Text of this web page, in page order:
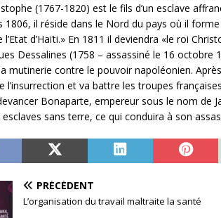
(1767-1820) est le fils d’un esclave
1806, il réside dans le Nord du pays où il
l’Etat d’Haïti.» En 1811 il deviendra «le roi
Dessalines (1758 – assassiné le 16
mutinerie contre le pouvoir napoléonien.
l’insurrection et va battre les troupes
Bonaparte, empereur sous le nom de
sans terre, ce qui conduira à son
PRÉCÉDENT
L’organisation du travail maltraite la santé